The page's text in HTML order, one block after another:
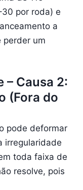
por roda) e
a
perder um
– Causa 2:
(Fora do
pode deformar
irregularidade
toda faixa de
resolve, pois